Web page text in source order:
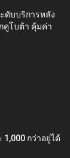
ดับบริการหลัง
คูโบต้า คุ้มค่า
1,000 กว่าอยู่ได้